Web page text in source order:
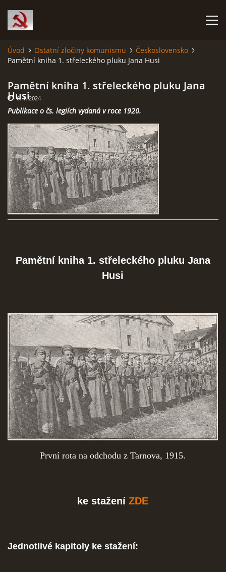
HISTORIE KOMUNISMU
ČERNÁ KNIHA KOMUNISMU I.
ČERNÁ KNIHA KOMUNISMU II.
RUDÝ HLADOMOR: STALINOVA VÁLKA NA UKRAJINĚ
KATYŇSKÝ MASAKR
OSTATNÍ ZLOČINY KOMUNISMU
ZLOČINY NACIONÁLNÍHO SOCIALISMU: FAKTA
© 2026 eStránky.cz |RSS
Úvod Ostatní zločiny komunismu
Československo
Pamětní kniha 1. střeleckého pluku Jana Husi
Pamětní kniha 1. střeleckého pluku Jana
Husi
Publikace o čs. legiích vydaná v roce 1920.
6. 1. 2024
Pamětní kniha 1. střeleckého pluku Jana
Husi
První rota na odchodu z Tarnova, 1915.
ke stažení ZDE
Jednotlivé kapitoly ke stažení: